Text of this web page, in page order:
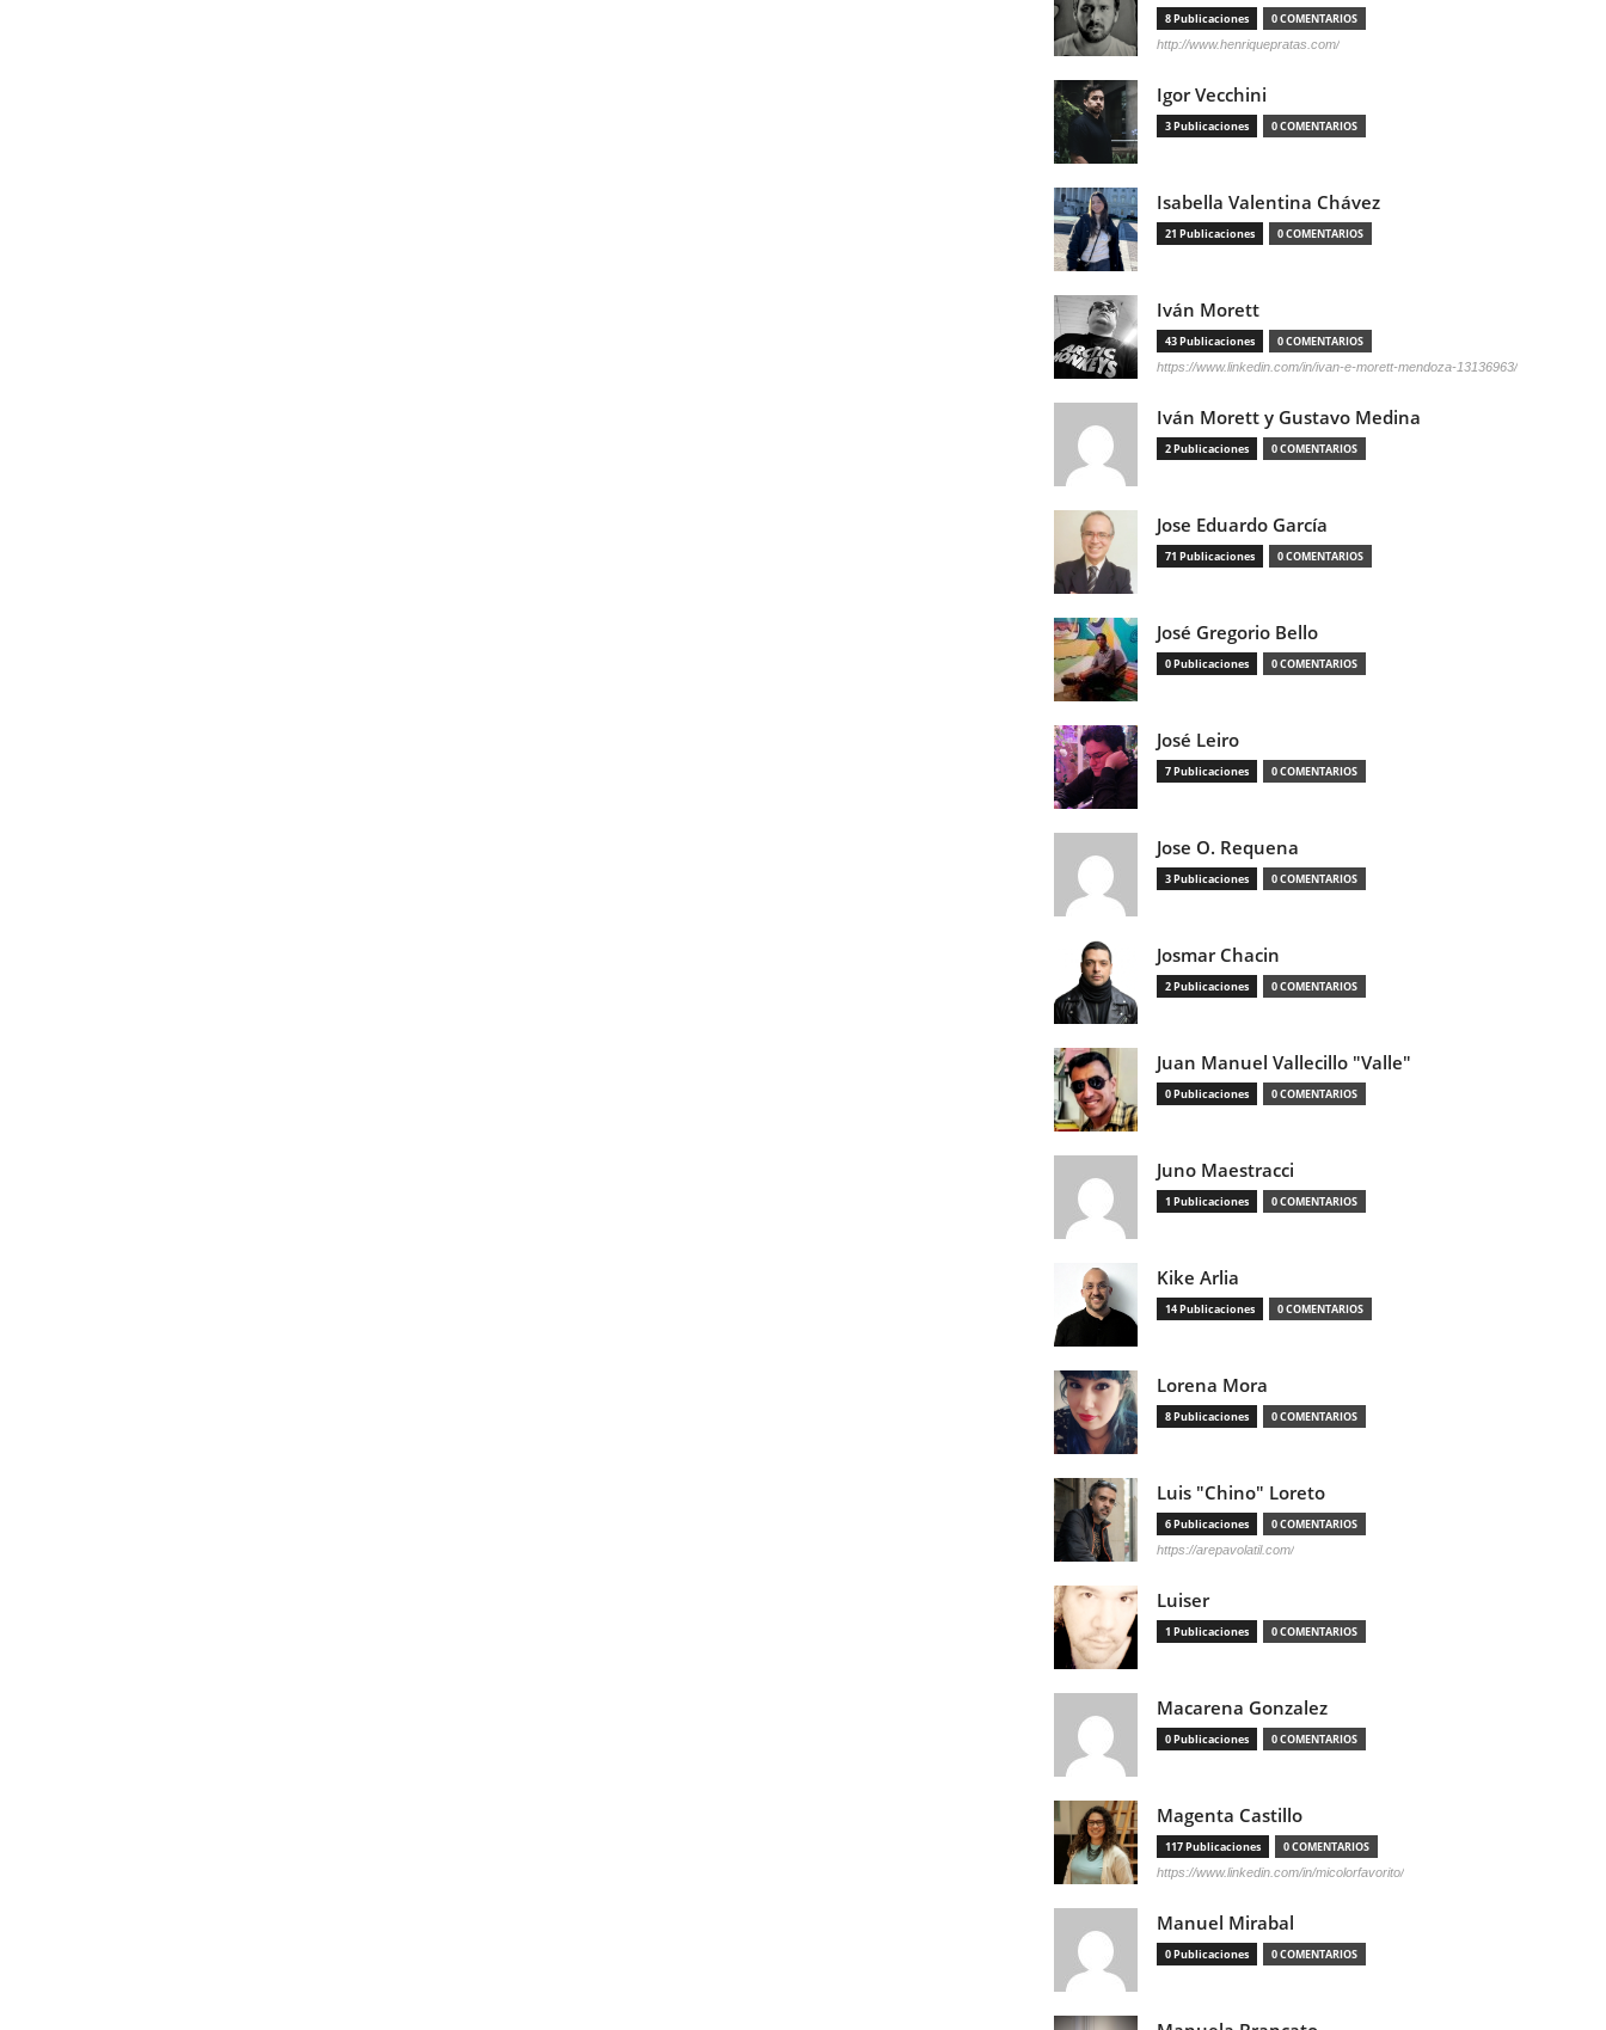
8 Publicaciones 0 COMENTARIOS
http://www.henriquepratas.com/
Igor Vecchini
3 Publicaciones 0 COMENTARIOS
Isabella Valentina Chávez
21 Publicaciones 0 COMENTARIOS
Iván Morett
43 Publicaciones 0 COMENTARIOS
https://www.linkedin.com/in/ivan-e-morett-mendoza-13136963/
Iván Morett y Gustavo Medina
2 Publicaciones 0 COMENTARIOS
Jose Eduardo García
71 Publicaciones 0 COMENTARIOS
José Gregorio Bello
0 Publicaciones 0 COMENTARIOS
José Leiro
7 Publicaciones 0 COMENTARIOS
Jose O. Requena
3 Publicaciones 0 COMENTARIOS
Josmar Chacin
2 Publicaciones 0 COMENTARIOS
Juan Manuel Vallecillo "Valle"
0 Publicaciones 0 COMENTARIOS
Juno Maestracci
1 Publicaciones 0 COMENTARIOS
Kike Arlia
14 Publicaciones 0 COMENTARIOS
Lorena Mora
8 Publicaciones 0 COMENTARIOS
Luis "Chino" Loreto
6 Publicaciones 0 COMENTARIOS
https://arepavolatil.com/
Luiser
1 Publicaciones 0 COMENTARIOS
Macarena Gonzalez
0 Publicaciones 0 COMENTARIOS
Magenta Castillo
117 Publicaciones 0 COMENTARIOS
https://www.linkedin.com/in/micolorfavorito/
Manuel Mirabal
0 Publicaciones 0 COMENTARIOS